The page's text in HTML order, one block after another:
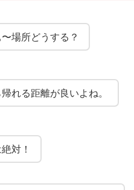
場所どうする？
れる距離が良いよね。
対！